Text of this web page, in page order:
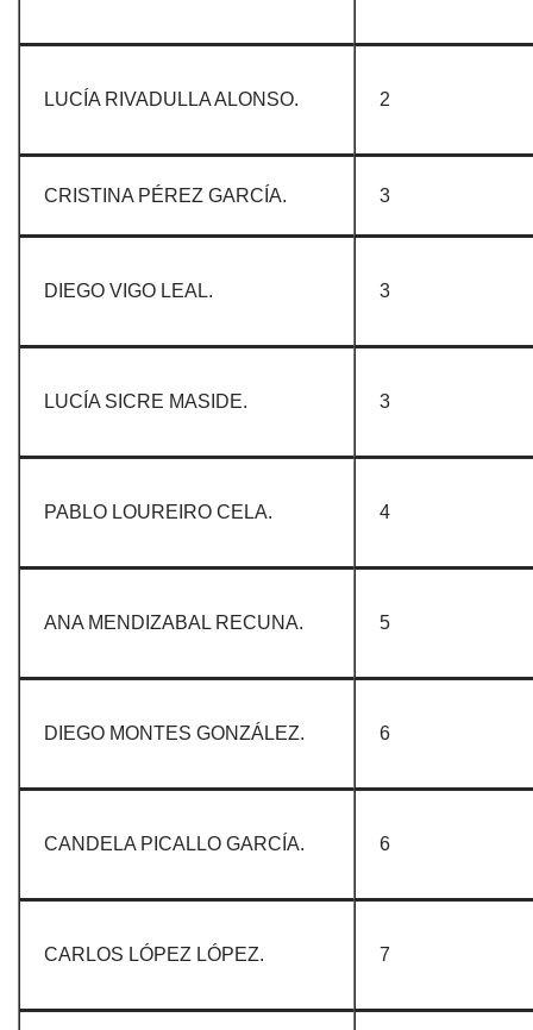
LUCÍA RIVADULLA ALONSO. 2
CRISTINA PÉREZ GARCÍA. 3
DIEGO VIGO LEAL. 3
LUCÍA SICRE MASIDE. 3
PABLO LOUREIRO CELA. 4
ANA MENDIZABAL RECUNA. 5
DIEGO MONTES GONZÁLEZ. 6
CANDELA PICALLO GARCÍA. 6
CARLOS LÓPEZ LÓPEZ. 7